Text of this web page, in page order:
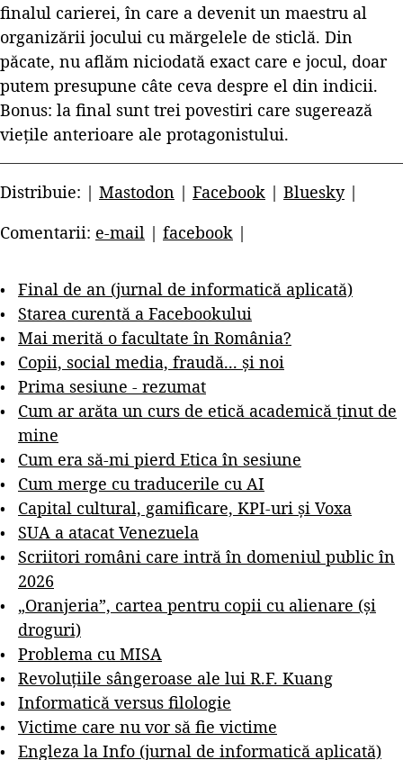
finalul carierei, în care a devenit un maestru al
organizării jocului cu mărgelele de sticlă. Din
păcate, nu aflăm niciodată exact care e jocul, doar
putem presupune câte ceva despre el din indicii.
Bonus: la final sunt trei povestiri care sugerează
viețile anterioare ale protagonistului.
Distribuie: | Mastodon | Facebook | Bluesky|
Comentarii: e-mail | facebook |
Final de an (jurnal de informatică aplicată)
Starea curentă a Facebookului
Mai merită o facultate în România?
Copii, social media, fraudă... și noi
Prima sesiune - rezumat
Cum ar arăta un curs de etică academică ținut de
mine
Cum era să-mi pierd Etica în sesiune
Cum merge cu traducerile cu AI
Capital cultural, gamificare, KPI-uri și Voxa
SUA a atacat Venezuela
Scriitori români care intră în domeniul public în
2026
„Oranjeria”, cartea pentru copii cu alienare (și
droguri)
Problema cu MISA
Revoluțiile sângeroase ale lui R.F. Kuang
Informatică versus filologie
Victime care nu vor să fie victime
Engleza la Info (jurnal de informatică aplicată)